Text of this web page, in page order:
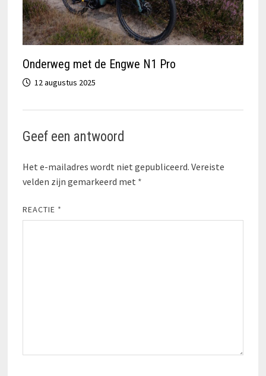
Onderweg met de Engwe N1 Pro
12 augustus 2025
Geef een antwoord
Het e-mailadres wordt niet gepubliceerd. Vereiste
velden zijn gemarkeerd met *
REACTIE *